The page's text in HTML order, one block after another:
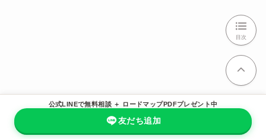
目次
公式LINEで無料相談 ＋ ロードマップPDFプレゼント中
友だち追加